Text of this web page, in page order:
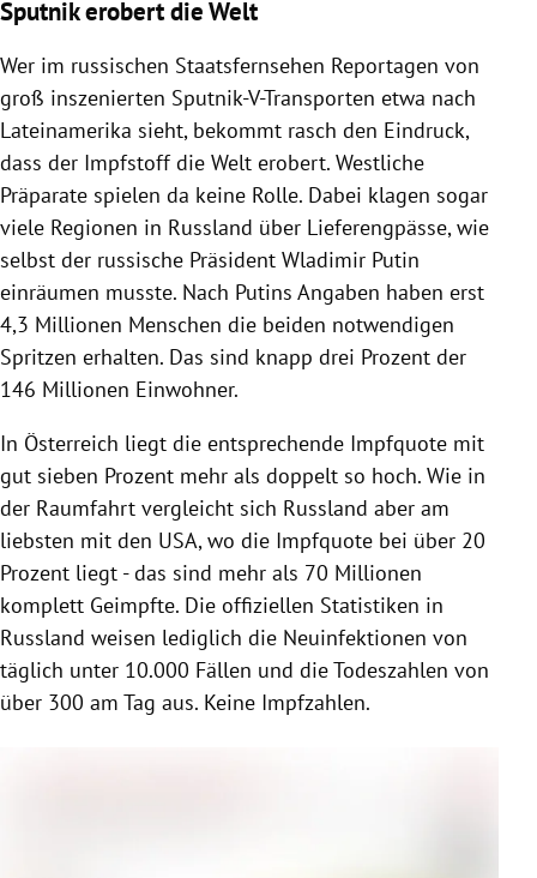
Sputnik erobert die Welt
Wer im russischen Staatsfernsehen Reportagen von
groß inszenierten Sputnik-V-Transporten etwa nach
Lateinamerika sieht, bekommt rasch den Eindruck,
dass der Impfstoff die Welt erobert. Westliche
Präparate spielen da keine Rolle. Dabei klagen sogar
viele Regionen in Russland über Lieferengpässe, wie
selbst der russische Präsident Wladimir Putin
einräumen musste. Nach Putins Angaben haben erst
4,3 Millionen Menschen die beiden notwendigen
Spritzen erhalten. Das sind knapp drei Prozent der
146 Millionen Einwohner.
In Österreich liegt die entsprechende Impfquote mit
gut sieben Prozent mehr als doppelt so hoch. Wie in
der Raumfahrt vergleicht sich Russland aber am
liebsten mit den USA, wo die Impfquote bei über 20
Prozent liegt - das sind mehr als 70 Millionen
komplett Geimpfte. Die offiziellen Statistiken in
Russland weisen lediglich die Neuinfektionen von
täglich unter 10.000 Fällen und die Todeszahlen von
über 300 am Tag aus. Keine Impfzahlen.